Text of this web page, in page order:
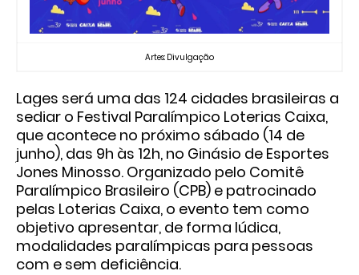
Artes: Divulgação
Lages será uma das 124 cidades brasileiras a
sediar o Festival Paralímpico Loterias Caixa,
que acontece no próximo sábado (14 de
junho), das 9h às 12h, no Ginásio de Esportes
Jones Minosso. Organizado pelo Comitê
Paralímpico Brasileiro (CPB) e patrocinado
pelas Loterias Caixa, o evento tem como
objetivo apresentar, de forma lúdica,
modalidades paralímpicas para pessoas
com e sem deficiência.